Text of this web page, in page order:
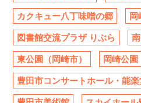
カクキュー八丁味噌の郷 岡
図書館交流プラザ りぶら
東公園（岡崎市） 岡崎公園
豊田市コンサートホール・能楽